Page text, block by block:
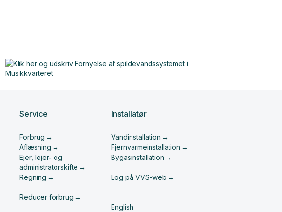
Service
Forbrug
Aflæsning
Ejer, lejer- og
administratorskifte
Regning
Reducer forbrug
Installatør
Vandinstallation
Fjernvarmeinstallation
Bygasinstallation
Log på VVS-web
English